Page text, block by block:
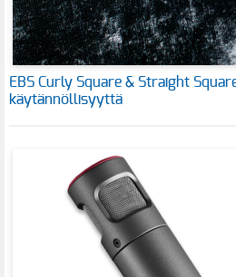
EBS Curly Square & Straight
käytännöllisyyttä